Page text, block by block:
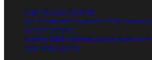
מחשבוני תזונה ובריאות
שריפת קלוריות מחשבון דופק מטרה יחס
מותניים לירכיים
מחשבון BMI מחשבון מינונים מומלצים
מחשבון אחוז שומן